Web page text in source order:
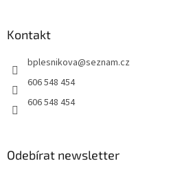
Kontakt
bplesnikova@seznam.cz
606 548 454
606 548 454
Odebírat newsletter